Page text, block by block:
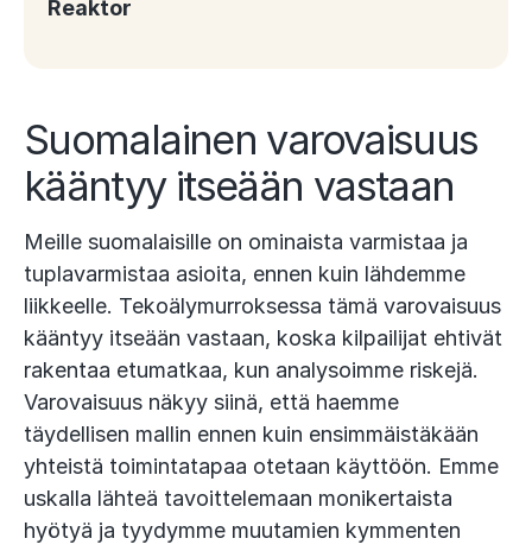
Reaktor
Suomalainen varovaisuus
kääntyy itseään vastaan
Meille suomalaisille on ominaista varmistaa ja
tuplavarmistaa asioita, ennen kuin lähdemme
liikkeelle. Tekoälymurroksessa tämä varovaisuus
kääntyy itseään vastaan, koska kilpailijat ehtivät
rakentaa etumatkaa, kun analysoimme riskejä.
Varovaisuus näkyy siinä, että haemme
täydellisen mallin ennen kuin ensimmäistäkään
yhteistä toimintatapaa otetaan käyttöön. Emme
uskalla lähteä tavoittelemaan monikertaista
hyötyä ja tyydymme muutamien kymmenten